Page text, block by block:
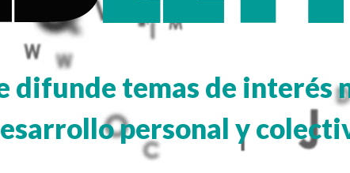
difunde temas de interés
personal y